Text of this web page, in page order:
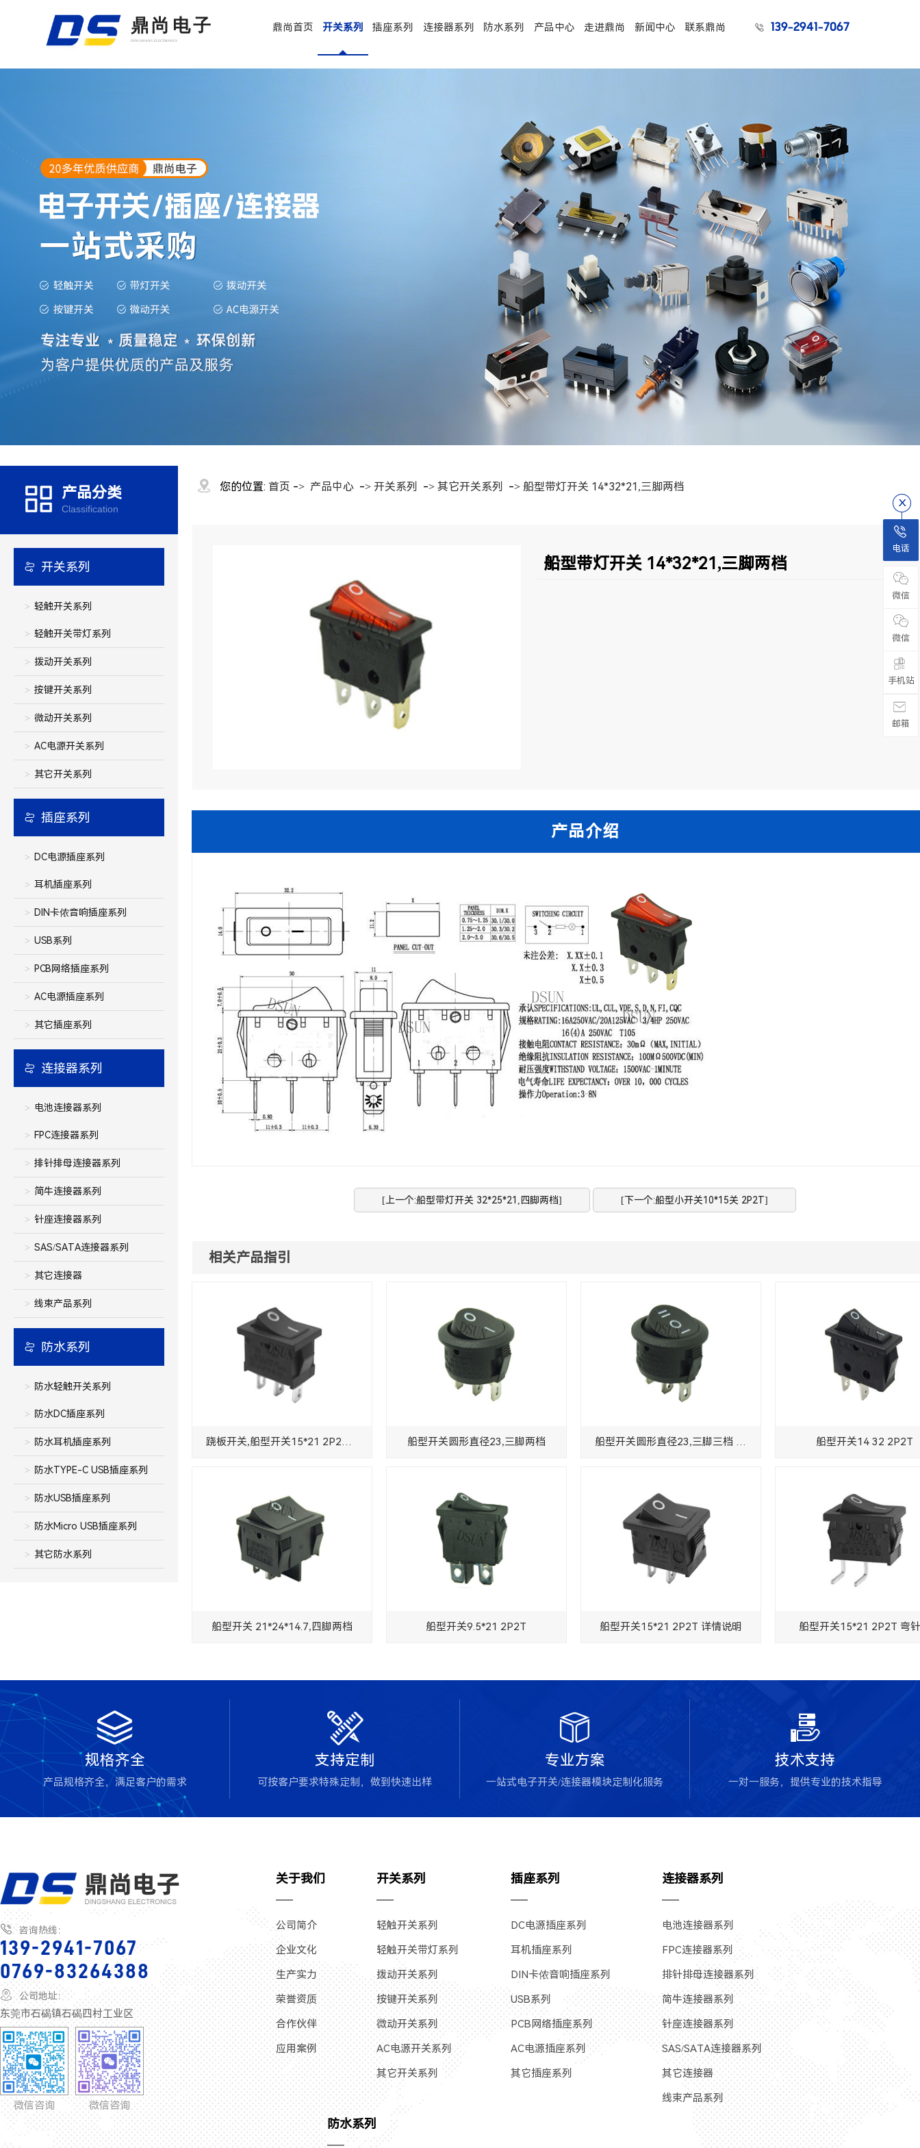
鼎尚电子
DINGSHANG ELECTRONICS
鼎尚首页 开关系列 插座系列 连接器系列 防水系列 产品中心 走进鼎尚 新闻中心 联系鼎尚  139-2941-7067
产品分类
Classification
开关系列
轻触开关系列
轻触开关带灯系列
拨动开关系列
按键开关系列
微动开关系列
AC电源开关系列
其它开关系列
插座系列
DC电源插座系列
耳机插座系列
DIN卡侬音响插座系列
USB系列
PCB网络插座系列
AC电源插座系列
其它插座系列
连接器系列
电池连接器系列
FPC连接器系列
排针排母连接器系列
简牛连接器系列
针座连接器系列
SAS/SATA连接器系列
其它连接器
线束产品系列
防水系列
防水轻触开关系列
防水DC插座系列
防水耳机插座系列
防水TYPE-C USB插座系列
防水USB插座系列
防水Micro USB插座系列
其它防水系列
您的位置: 首页 -> 产品中心 -> 开关系列 -> 其它开关系列 -> 船型带灯开关 14*32*21,三脚两档
船型带灯开关 14*32*21,三脚两档
[上一个:船型带灯开关 32*25*21,四脚两档] [下一个:船型小开关10*15关 2P2T]
相关产品指引
跷板开关,船型开关15*21 2P2T 3PIN 船型开关圆形直径23,三脚两档 船型开关圆形直径23,三脚三档 详情说明 船型开关14 32 2P2T
船型开关 21*24*14.7,四脚两档 船型开关9.5*21 2P2T 船型开关15*21 2P2T 详情说明 船型开关15*21 2P2T 弯

规格齐全
产品规格齐全，满足客户的需求

支持定制
可按客户要求特殊定制，做到快速出样

专业方案
一站式电子开关/连接器模块定制化服务

技术支持
一对一服务，提供专业的技术指导
 咨询热线：
139-2941-7067
0769-83264388
 公司地址：
东莞市石碣镇石碣四村工业区
微信咨询 微信咨询
关于我们
公司简介
企业文化
生产实力
荣誉资质
合作伙伴
应用案例
开关系列
轻触开关系列
轻触开关带灯系列
拨动开关系列
按键开关系列
微动开关系列
AC电源开关系列
其它开关系列
插座系列
DC电源插座系列
耳机插座系列
DIN卡侬音响插座系列
USB系列
PCB网络插座系列
AC电源插座系列
其它插座系列
连接器系列
电池连接器系列
FPC连接器系列
排针排母连接器系列
简牛连接器系列
针座连接器系列
SAS/SATA连接器系列
其它连接器
线束产品系列
防水系列
电话
微信
微信

手机站
邮箱